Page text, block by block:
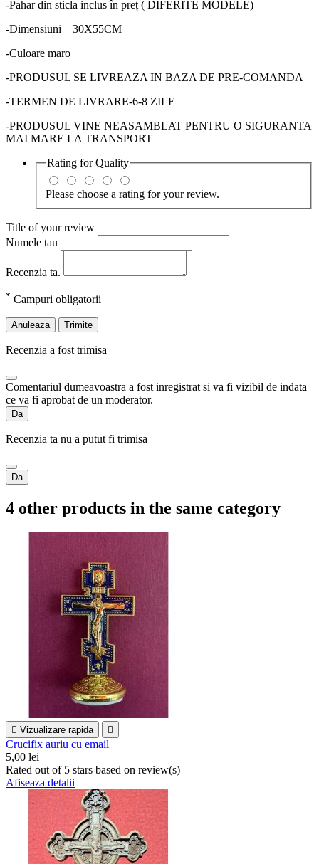
-Pahar din sticla inclus în preț ( DIFERITE MODELE)
-Dimensiuni 30X55CM
-Culoare maro
-PRODUSUL SE LIVREAZA IN BAZA DE PRE-COMANDA
-TERMEN DE LIVRARE-6-8 ZILE
-PRODUSUL VINE NEASAMBLAT PENTRU O SIGURANTA
MAI MARE LA TRANSPORT
Rating forQuality
Please choose a rating for your review.
Title of your review
Numele tau
Recenzia ta.
* Campuri obligatorii
Anuleaza Trimite
Recenzia a fost trimisa
Comentariul dumeavoastra a fost inregistrat si va fi vizibil de indata
ce va fi aprobat de un moderator.
Da
Recenzia ta nu a putut fi trimisa
Da
4 other products in the same category
 Vizualizare rapida 
Crucifix auriu cu email
5,00 lei
Rated out of 5 stars based on review(s)
Afiseaza detalii